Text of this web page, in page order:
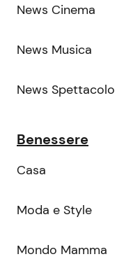
News Cinema
News Musica
News Spettacolo
Benessere
Casa
Moda e Style
Mondo Mamma